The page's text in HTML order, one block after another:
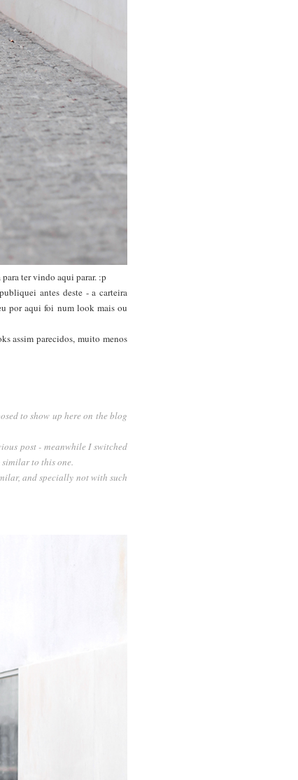
ter vindo aqui parar. :p
antes deste - a carteira
por aqui foi num look mais ou
assim parecidos, muito menos
to show up here on the blog
post - meanwhile I switched
to this one.
and specially not with such